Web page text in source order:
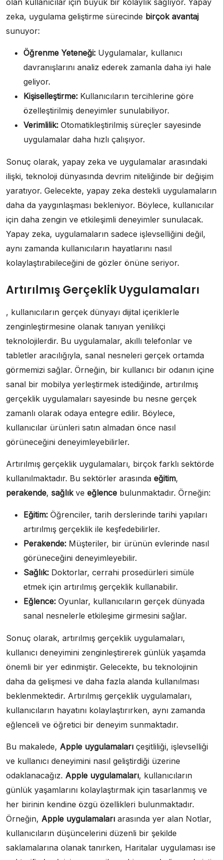
olan kullanıcılar için büyük bir kolaylık sağlıyor. Yapay
zeka, uygulama geliştirme sürecinde birçok avantaj
sunuyor:
Öğrenme Yeteneği: Uygulamalar, kullanıcı
davranışlarını analiz ederek zamanla daha iyi hale
geliyor.
Kişiselleştirme: Kullanıcıların tercihlerine göre
özelleştirilmiş deneyimler sunulabiliyor.
Verimlilik: Otomatikleştirilmiş süreçler sayesinde
uygulamalar daha hızlı çalışıyor.
Sonuç olarak, yapay zeka ve uygulamalar arasındaki
ilişki, teknoloji dünyasında devrim niteliğinde bir değişim
yaratıyor. Gelecekte, yapay zeka destekli uygulamaların
daha da yaygınlaşması bekleniyor. Böylece, kullanıcılar
için daha zengin ve etkileşimli deneyimler sunulacak.
Yapay zeka, uygulamaların sadece işlevselliğini değil,
aynı zamanda kullanıcıların hayatlarını nasıl
kolaylaştırabileceğini de gözler önüne seriyor.
Artırılmış Gerçeklik Uygulamaları
, kullanıcıların gerçek dünyayı dijital içeriklerle
zenginleştirmesine olanak tanıyan yenilikçi
teknolojilerdir. Bu uygulamalar, akıllı telefonlar ve
tabletler aracılığıyla, sanal nesneleri gerçek ortamda
görmemizi sağlar. Örneğin, bir kullanıcı bir odanın içine
sanal bir mobilya yerleştirmek istediğinde, artırılmış
gerçeklik uygulamaları sayesinde bu nesne gerçek
zamanlı olarak odaya entegre edilir. Böylece,
kullanıcılar ürünleri satın almadan önce nasıl
görüneceğini deneyimleyebilirler.
Artırılmış gerçeklik uygulamaları, birçok farklı sektörde
kullanılmaktadır. Bu sektörler arasında eğitim,
perakende, sağlıkve eğlence bulunmaktadır. Örneğin:
Eğitim: Öğrenciler, tarih derslerinde tarihi yapıları
artırılmış gerçeklik ile keşfedebilirler.
Perakende: Müşteriler, bir ürünün evlerinde nasıl
görüneceğini deneyimleyebilir.
Sağlık: Doktorlar, cerrahi prosedürleri simüle
etmek için artırılmış gerçeklik kullanabilir.
Eğlence: Oyunlar, kullanıcıların gerçek dünyada
sanal nesnelerle etkileşime girmesini sağlar.
Sonuç olarak, artırılmış gerçeklik uygulamaları,
kullanıcı deneyimini zenginleştirerek günlük yaşamda
önemli bir yer edinmiştir. Gelecekte, bu teknolojinin
daha da gelişmesi ve daha fazla alanda kullanılması
beklenmektedir. Artırılmış gerçeklik uygulamaları,
kullanıcıların hayatını kolaylaştırırken, aynı zamanda
eğlenceli ve öğretici bir deneyim sunmaktadır.
Bu makalede, Apple uygulamaları çeşitliliği, işlevselliği
ve kullanıcı deneyimini nasıl geliştirdiği üzerine
odaklanacağız. Apple uygulamaları, kullanıcıların
günlük yaşamlarını kolaylaştırmak için tasarlanmış ve
her birinin kendine özgü özellikleri bulunmaktadır.
Örneğin, Apple uygulamaları arasında yer alan Notlar,
kullanıcıların düşüncelerini düzenli bir şekilde
saklamalarına olanak tanırken, Haritalar uygulaması ise